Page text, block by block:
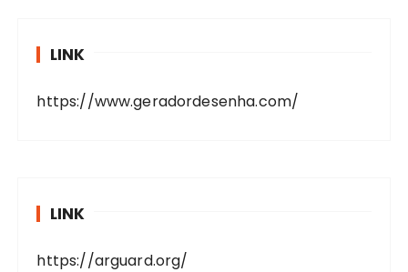
LINK
https://www.geradordesenha.com/
LINK
https://arguard.org/